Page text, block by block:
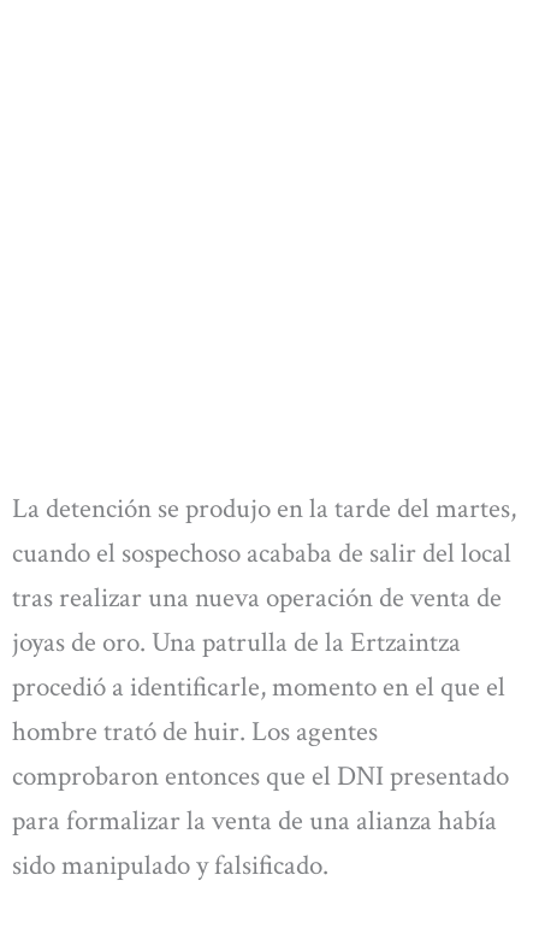
La detención se produjo en la tarde del martes,
cuando el sospechoso acababa de salir del local
tras realizar una nueva operación de venta de
joyas de oro. Una patrulla de la Ertzaintza
procedió a identificarle, momento en el que el
hombre trató de huir. Los agentes
comprobaron entonces que el DNI presentado
para formalizar la venta de una alianza había
sido manipulado y falsificado.